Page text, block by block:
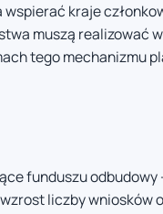
kraje
muszą realizować
tego mechanizmu
funduszu
liczby wniosków